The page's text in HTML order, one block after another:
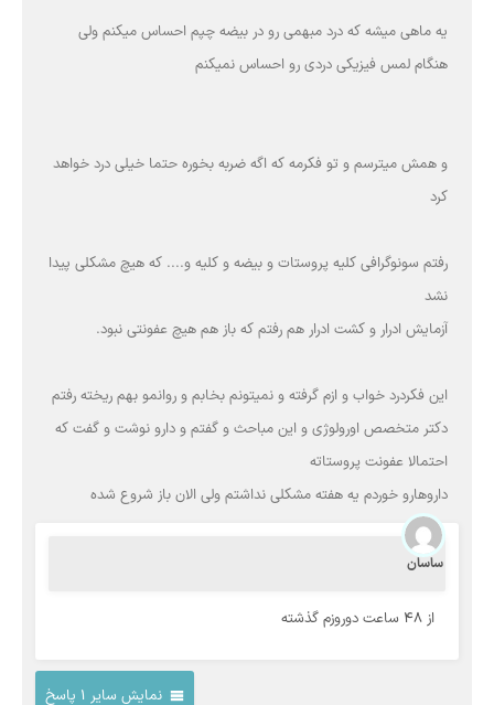
یه ماهی میشه که درد مبهمی رو در بیضه چپم احساس میکنم ولی
هنگام لمس فیزیکی دردی رو احساس نمیکنم
و همش میترسم و تو فکرمه که اگه ضربه بخوره حتما خیلی درد خواهد
کرد
رفتم سونوگرافی کلیه پروستات و بیضه و کلیه و.... که هیچ مشکلی پیدا
نشد
آزمایش ادرار و کشت ادرار هم رفتم که باز هم هیچ عفونتی نبود.
این فکردرد خواب و ازم گرفته و نمیتونم بخابم و روانمو بهم ریخته رفتم
دکتر متخصص اورولوژی و این مباحث و گفتم و دارو نوشت و گفت که
احتمالا عفونت پروستاته
داروهارو خوردم یه هفته مشکلی نداشتم ولی الان باز شروع شده
ساسان
از 48 ساعت دوروزم گذشته
نمایش سایر 1 پاسخ